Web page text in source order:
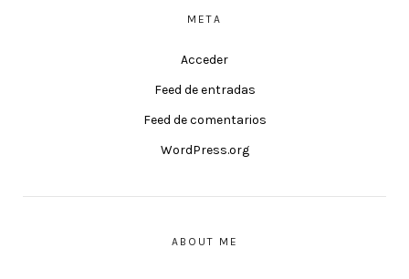
META
Acceder
Feed de entradas
Feed de comentarios
WordPress.org
ABOUT ME